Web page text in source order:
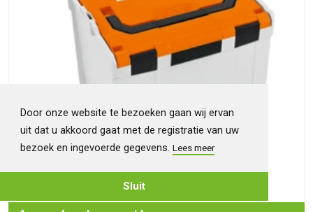
Door onze website te bezoeken gaan wij ervan
uit dat u akkoord gaat met de registratie van uw
bezoek en ingevoerde gegevens.Lees meer
Sluit